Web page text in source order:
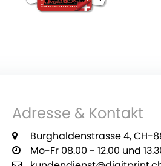
Adresse & Kontakt
Burghaldenstrasse 4, CH-
Mo-Fr 08.00 - 12.00 und